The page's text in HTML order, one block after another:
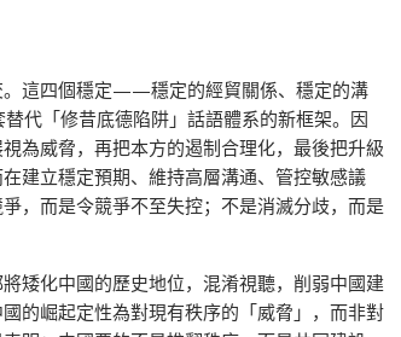
。這四個穩定——穩定的經貿關係、穩定的溝
代「修昔底德陷阱」話語體系的新框架。因
為威脅，再把本方的遏制合理化，最後把升級
建立穩定預期、維持高層溝通、管控敏感議
，而是令競爭不至失控；不是消滅分歧，而是
矮化中國的歷史地位，混淆視聽，削弱中國建
的崛起定性為對現有秩序的「威脅」，而非對